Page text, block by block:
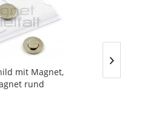
mit Magnet,
rund